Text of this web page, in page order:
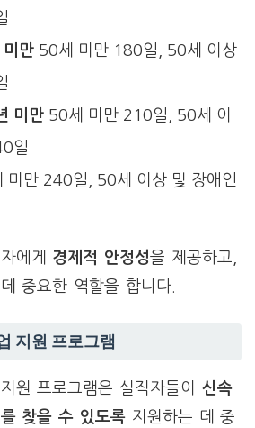
만50세 미만 180일, 50세 이상
미만50세 미만 210일, 50세 이
일
만 240일, 50세 이상 및 장애인
에게 경제적 안정성을 제공하고,
중요한 역할을 합니다.
지원 프로그램
원 프로그램은 실직자들이 신속
찾을 수 있도록 지원하는 데 중